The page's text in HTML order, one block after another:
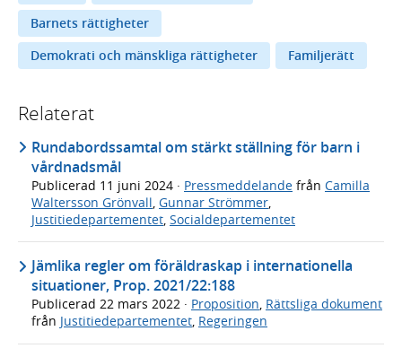
Barnets rättigheter
Demokrati och mänskliga rättigheter
Familjerätt
Relaterat
Rundabordssamtal om stärkt ställning för barn i
vårdnadsmål
Publicerad 11 juni 2024 · Pressmeddelande från Camilla
Waltersson Grönvall Gunnar Strömmer
Justitiedepartementet Socialdepartementet
Jämlika regler om föräldraskap i internationella
situationer, Prop. 2021/22:188
Publicerad 22 mars 2022 · Proposition, Rättsliga dokument
från Justitiedepartementet, Regeringen